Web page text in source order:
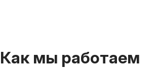
Как мы работаем